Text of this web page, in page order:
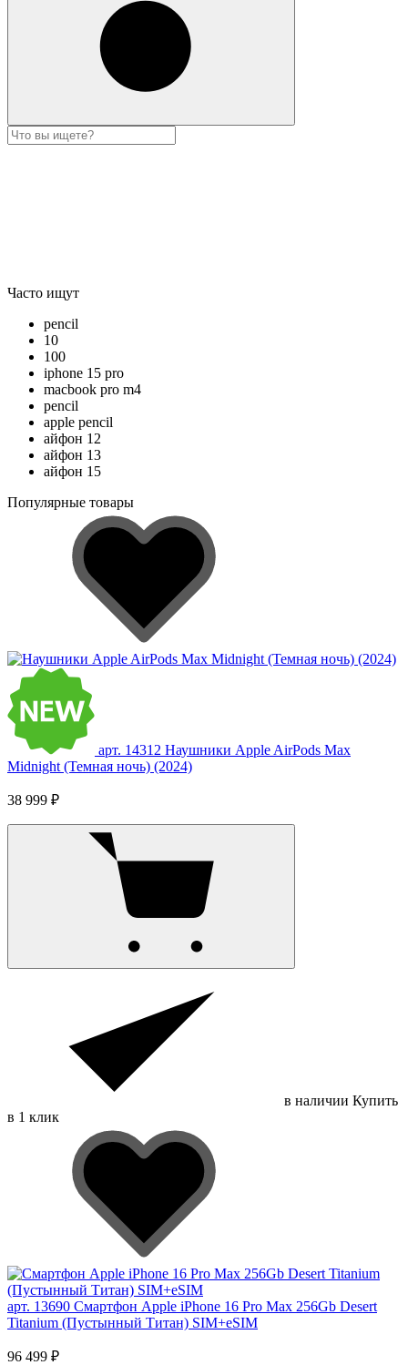
Часто ищут
pencil
10
100
iphone 15 pro
macbook pro m4
pencil
apple pencil
айфон 12
айфон 13
айфон 15
Популярные товары
арт. 14312 Наушники Apple AirPods Max
Midnight (Темная ночь) (2024)
38 999 ₽
в наличии Купить
в 1 клик
арт. 13690 Смартфон Apple iPhone 16 Pro Max 256Gb Desert
Titanium (Пустынный Титан) SIM+eSIM
96 499 ₽